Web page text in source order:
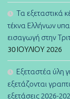
Τα εξεταστικά
τέκνα Ελλήνων
εισαγωγή στην
30 ΙΟΥΛΊΟΥ 2026
Εξεταστέα ύλη
εξετάζονται
εξετάσεις 2026-